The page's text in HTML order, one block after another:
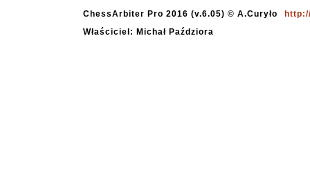
ChessArbiter Pro 2016 (v.6.05) © A.Curyło
Właściciel: Michał Paździora